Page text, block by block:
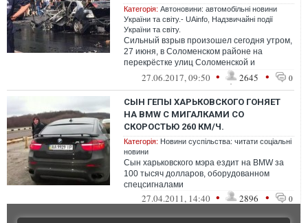
Категорія: Автоновини: автомобільні новини
України та світу.- UAinfo Надзвичайні події
України та світу.
Сильный взрыв произошел сегодня утром,
27 июня, в Соломенском районе на
перекрёстке улиц Соломенской и
Механизаторов.
27.06.2017, 09:50 • 2645 • 0
СЫН ГЕПЫ ХАРЬКОВСКОГО ГОНЯЕТ
НА BMW С МИГАЛКАМИ СО
СКОРОСТЬЮ 260 КМ/Ч.
Категорія: Новини суспільства: читати соціальні
новини
Сын харьковского мэра ездит на BMW за
100 тысяч долларов, оборудованном
спецсигналами
27.04.2011, 14:40 • 2896 • 0